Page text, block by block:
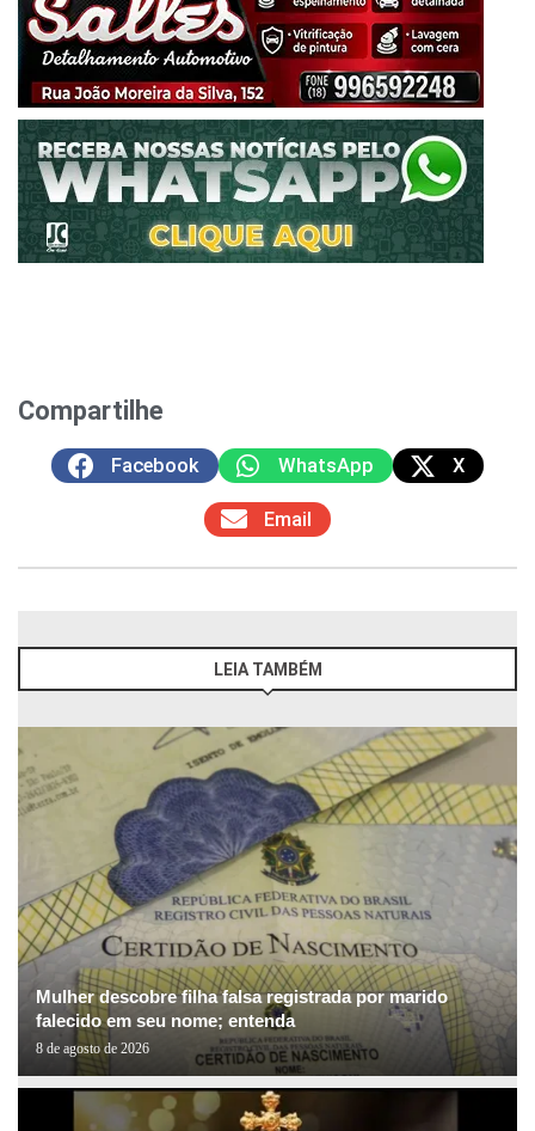
Compartilhe
Facebook WhatsApp X
Email
LEIA TAMBÉM
Mulher descobre filha falsa registrada por marido
falecido em seu nome; entenda
8 de agosto de 2026